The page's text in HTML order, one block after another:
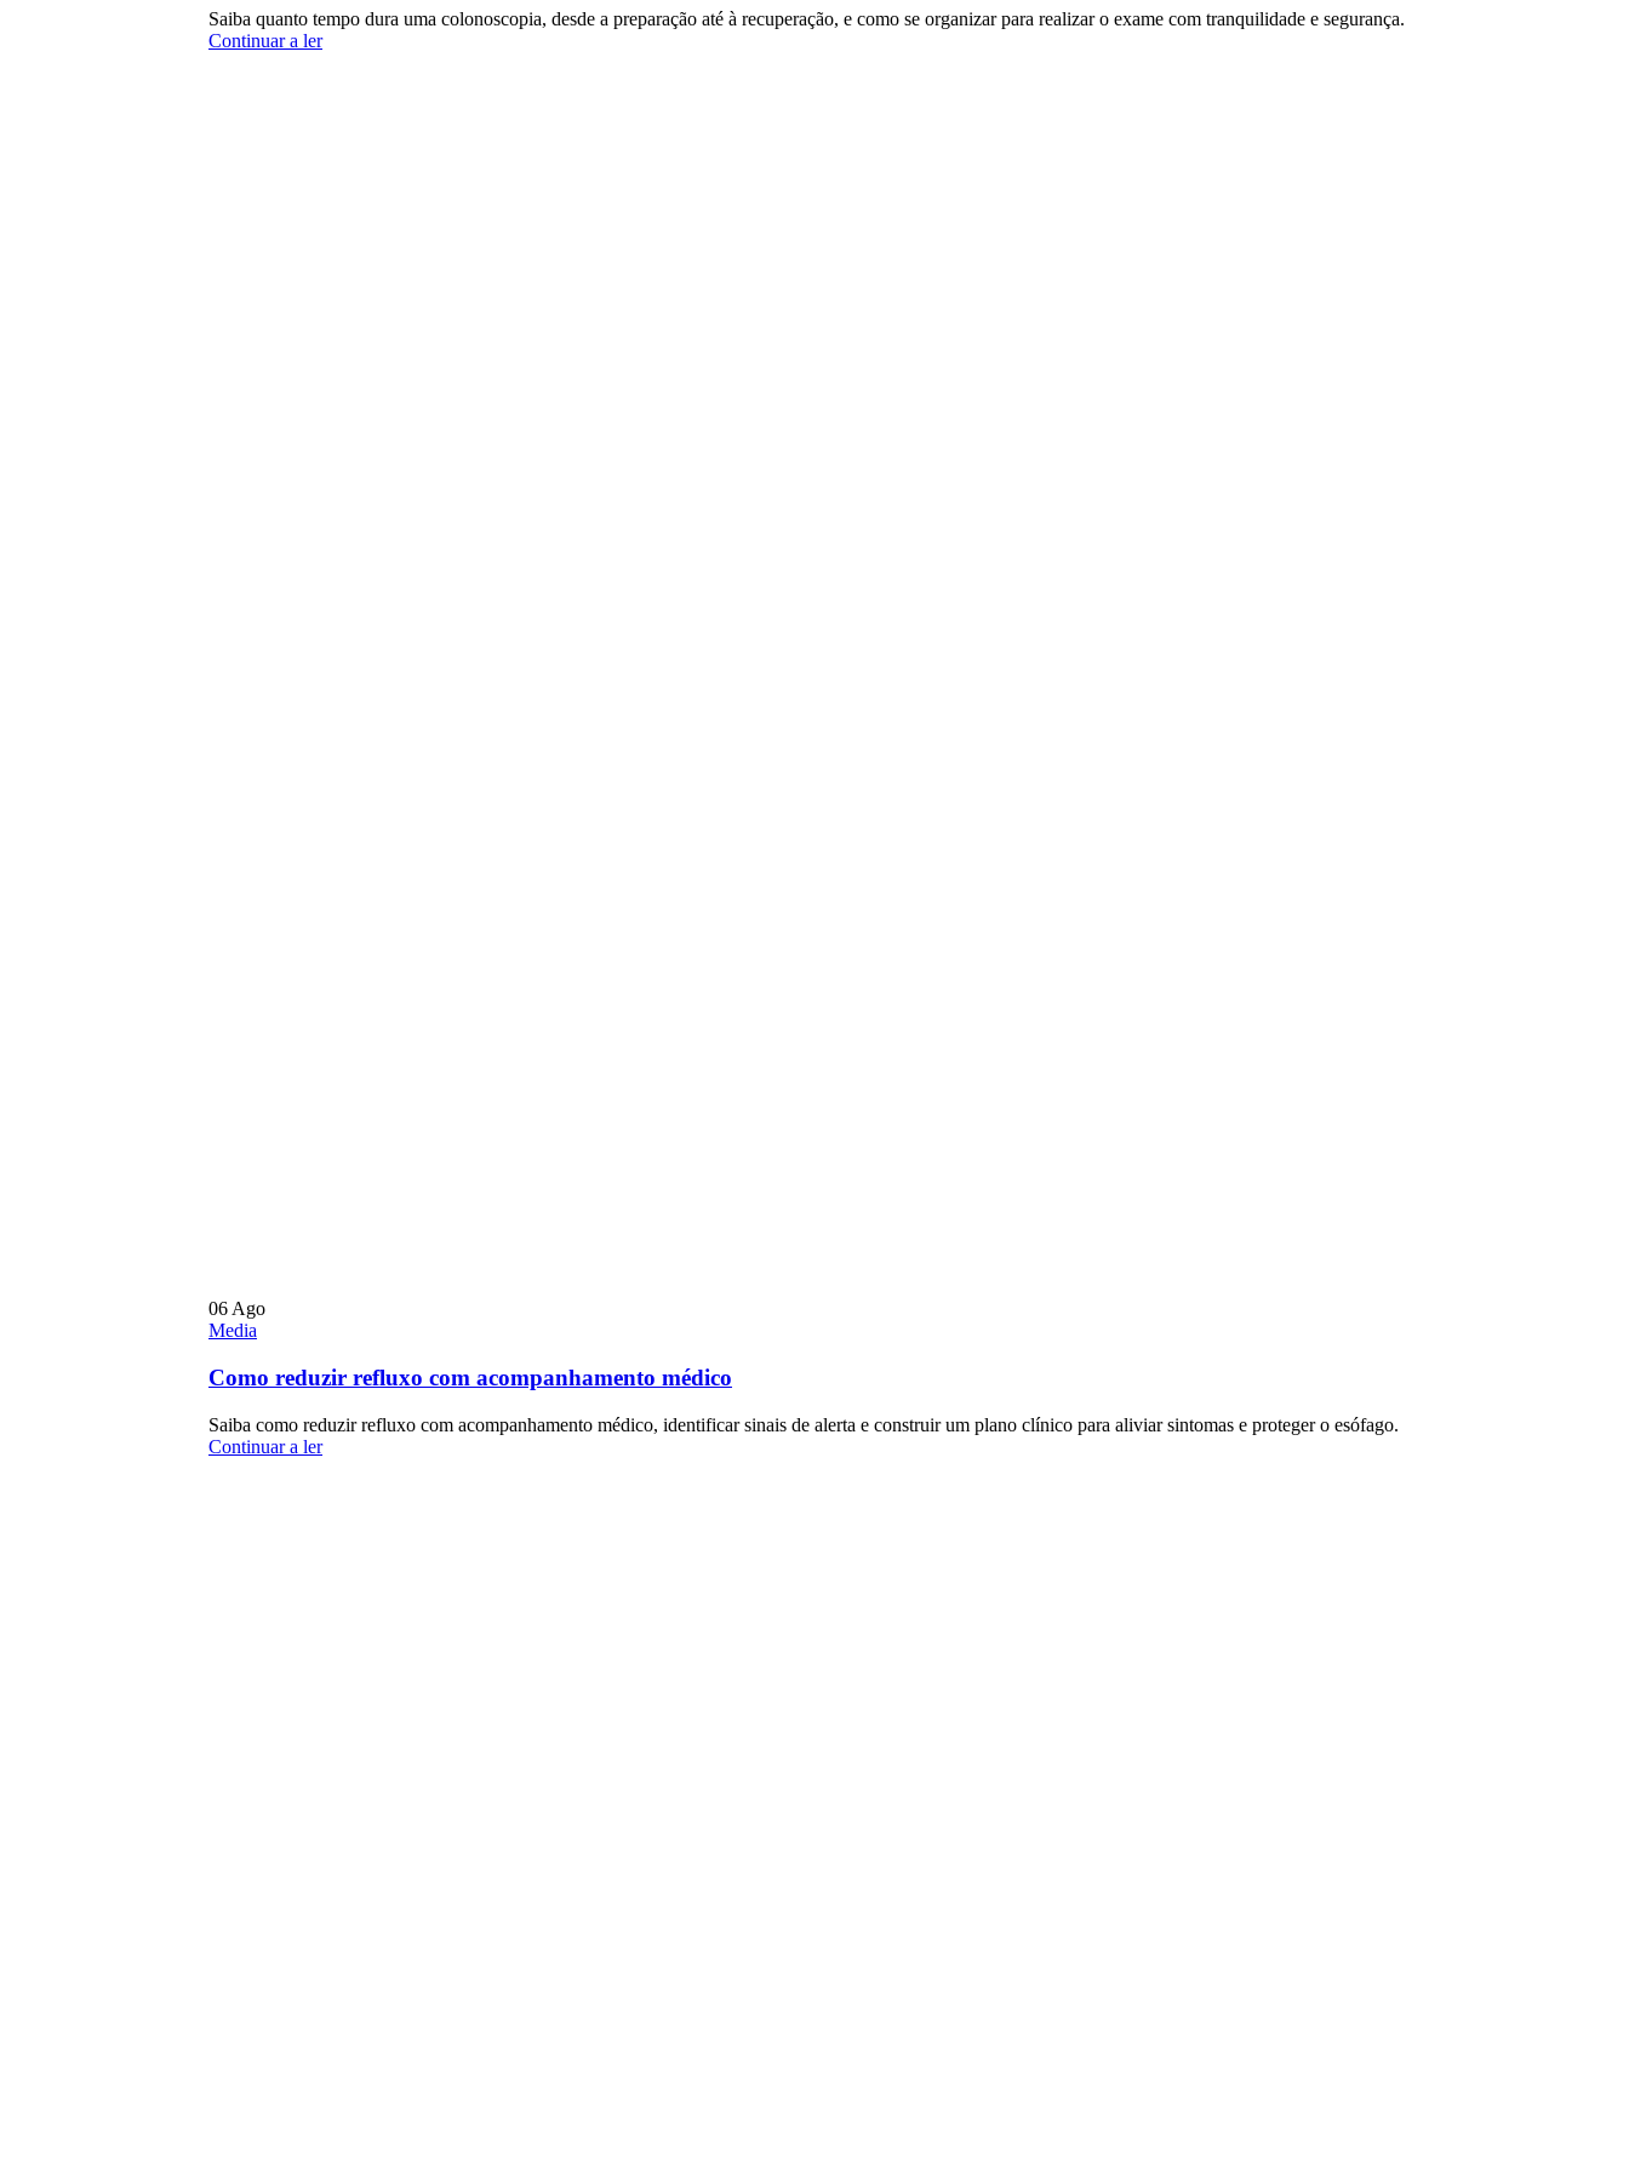
Saiba quanto tempo dura uma colonoscopia, desde a preparação até à recuperação, e como se organizar para realizar o exame com tranquilidade e segurança.
Continuar a ler
06 Ago
Media
Como reduzir refluxo com acompanhamento médico
Saiba como reduzir refluxo com acompanhamento médico, identificar sinais de alerta e construir um plano clínico para aliviar sintomas e proteger o esófago.
Continuar a ler